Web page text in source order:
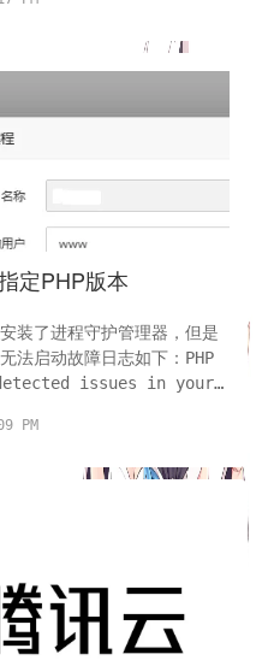
以后才支持）。我们
定PHP版本
装了进程守护管理器，但是
法启动故障日志如下：PHP
You are runn...
PM